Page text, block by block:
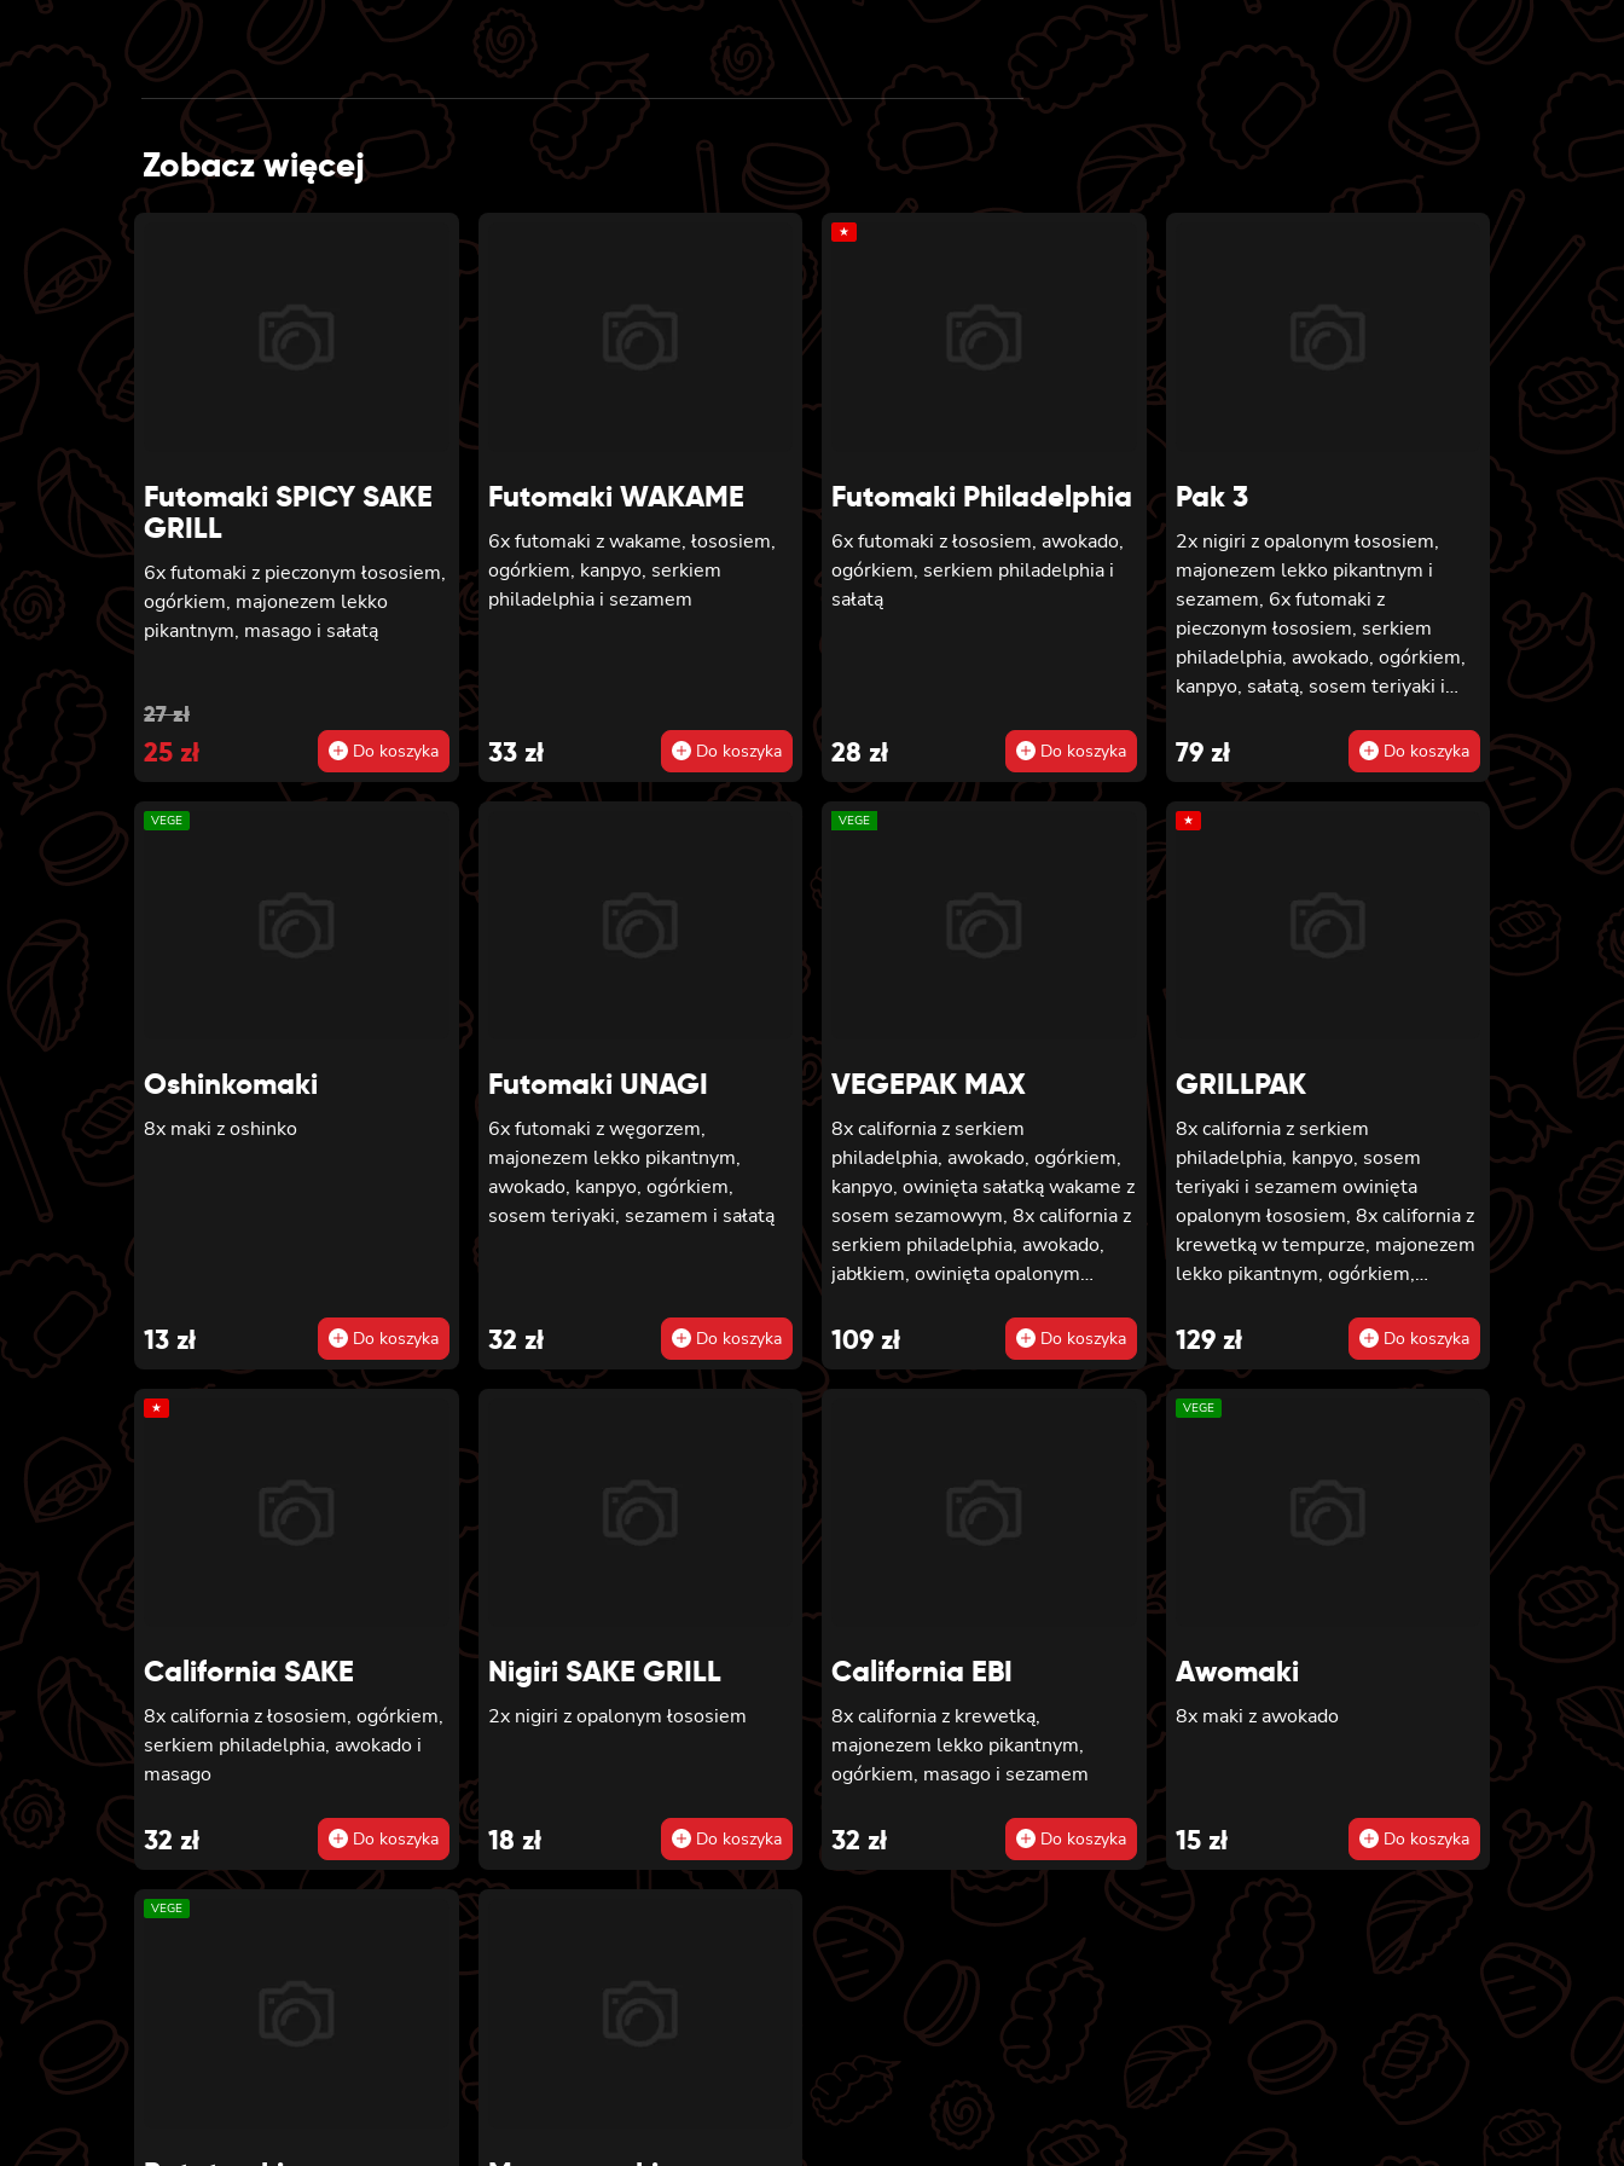
Zobacz więcej
Futomaki SPICY SAKE
GRILL
6x futomaki z pieczonym łososiem,
ogórkiem, majonezem lekko
pikantnym, masago i sałatą
27zł
Original
price
was:
27 zł.
25 zł
Current
price
is:
25 zł.
Do koszyka
Futomaki WAKAME
6x futomaki z wakame, łososiem,
ogórkiem, kanpyo, serkiem
philadelphia i sezamem
33 zł Do koszyka
★
Futomaki Philadelphia
6x futomaki z łososiem, awokado,
ogórkiem, serkiem philadelphia i
sałatą
28 zł Do koszyka
Pak 3
2x nigiri z opalonym łososiem,
majonezem lekko pikantnym i
sezamem, 6x futomaki z
pieczonym łososiem, serkiem
philadelphia, awokado, ogórkiem,
kanpyo, sałatą, sosem teriyaki i
w tempurze, majonezem lekko
pikantnym, ogórkiem, sezamem i
masago, 8x hosomaki z batatem w
tempurze
79 zł Do koszyka
VEGE
Oshinkomaki
8x maki z oshinko
13 zł Do koszyka
Futomaki UNAGI
6x futomaki z węgorzem,
majonezem lekko pikantnym,
awokado, kanpyo, ogórkiem,
sosem teriyaki, sezamem i sałatą
32 zł Do koszyka
VEGE
VEGEPAK MAX
8x california z serkiem
philadelphia, awokado, ogórkiem,
kanpyo, owinięta sałatką wakame z
sosem sezamowym, 8x california z
serkiem philadelphia, awokado,
jabłkiem, owinięta opalonym
california z serkiem philadelphia i
mango, owinięta awokado z sosem
teriyaki, 6x futomaki z batatem w
ogórkiem, oshinko i sałatą, 6x
futomaki z kanpyo i porem w
109 zł Do koszyka
★
GRILLPAK
8x california z serkiem
philadelphia, kanpyo, sosem
teriyaki i sezamem owinięta
opalonym łososiem, 8x california z
krewetką w tempurze, majonezem
lekko pikantnym, ogórkiem,
pieczonym łososiem, serkiem
philadelphia, awokado, ogórkiem,
kanpyo i sałatą, sosem teriyaki i
sezamem, 6x futomaki z surimi,
sałatą i majonezem lekko
pikantnym, 8x maki z ogórkiem
129 zł Do koszyka
★
California SAKE
8x california z łososiem, ogórkiem,
serkiem philadelphia, awokado i
masago
32 zł Do koszyka
Nigiri SAKE GRILL
2x nigiri z opalonym łososiem
18 zł Do koszyka
California EBI
8x california z krewetką,
majonezem lekko pikantnym,
ogórkiem, masago i sezamem
32 zł Do koszyka
VEGE
Awomaki
8x maki z awokado
15 zł Do koszyka
VEGE